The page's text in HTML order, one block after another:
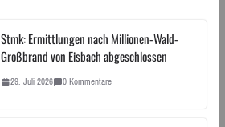
Stmk: Ermittlungen nach Millionen-Wald-
Großbrand von Eisbach abgeschlossen
29. Juli 2026 0 Kommentare